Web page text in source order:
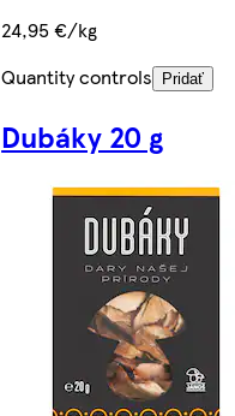
24,95 €/kg
Quantity controls
Pridať
Dubáky 20 g